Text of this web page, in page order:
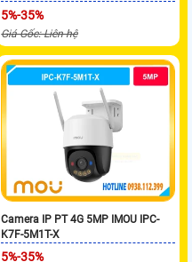
5%-35%
Giá Gốc: Liên hệ
Camera IP PT 4G 5MP IMOU IPC-
K7F-5M1T-X
5%-35%